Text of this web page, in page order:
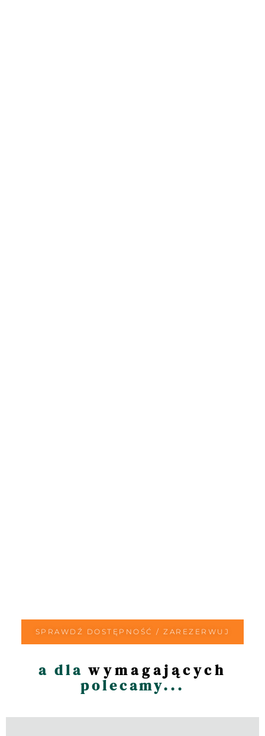
SPRAWDŹ DOSTĘPNOŚĆ / ZAREZERWUJ
a dlawymagających
polecamy...